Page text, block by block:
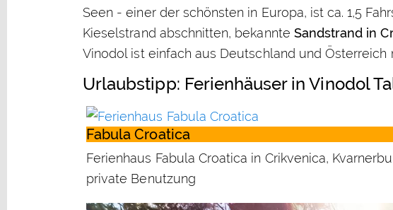
Seen - einer der schönsten in Europa, ist ca. 1,5
Kieselstrand abschnitten, bekannte Sandstrand in
Vinodol ist einfach aus Deutschland und Österreich
Urlaubstipp: Ferienhäuser in Vinodol
Fabula Croatica
Ferienhaus Fabula Croatica in Crikvenica,
private Benutzung